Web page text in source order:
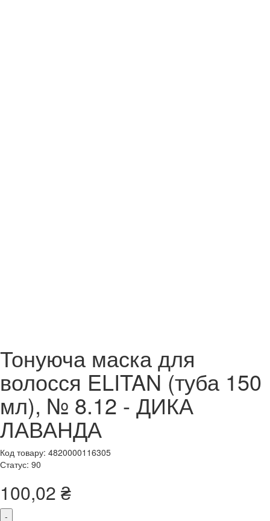
Тонуюча маска для
волосся ELITAN (туба 150
мл), № 8.12 - ДИКА
ЛАВАНДА
Код товару: 4820000116305
Статус: 90
100,02 ₴
-